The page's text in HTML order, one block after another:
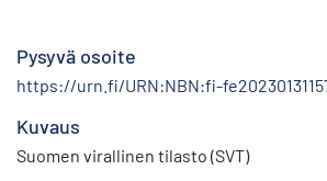
Pysyvä osoite
https://urn.fi/URN:NBN:fi-
Kuvaus
Suomen virallinen tilasto (SVT)